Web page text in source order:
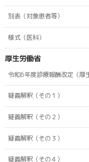
別表（対象患者等）
様式（医科）
厚生労働省
令和6年度診療報酬改定（厚
疑義解釈（その１）
疑義解釈（その２）
疑義解釈（その３）
疑義解釈（その４）